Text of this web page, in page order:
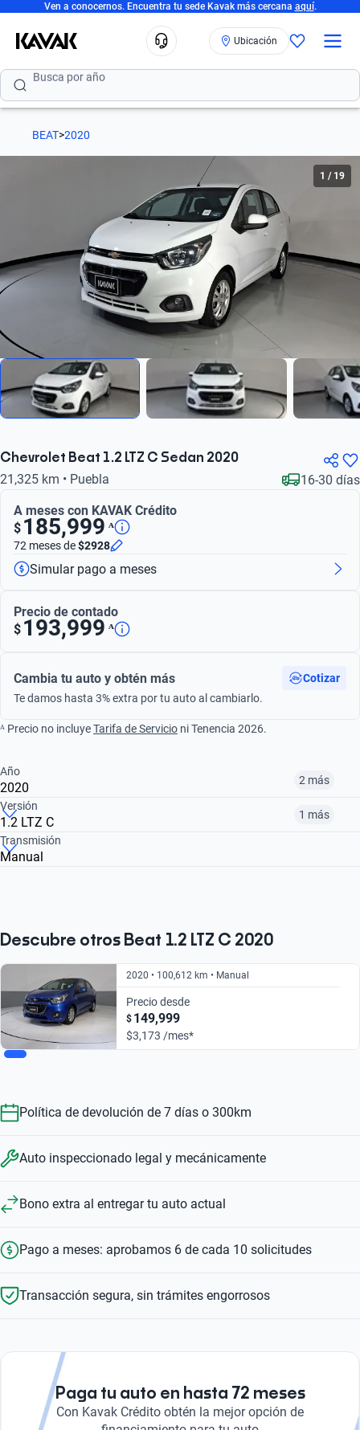
Ven a conocernos. Encuentra tu sede Kavak más cercana aquí.
Ubicación
Busca por versión
Busca por año
Busca por marca
Busca por versión
BEAT>2020
1 / 19
Chevrolet Beat 1.2 LTZ C Sedan 2020
21,325 km • Puebla 16-30 días
A meses con KAVAK Crédito
$ 185,999 ᴬ
72 mesesde$2928
Simular pago a meses
Precio de contado
$ 193,999 ᴬ
Cambia tu auto y obtén más
Cotizar
Te damos hasta 3% extra por tu auto al cambiarlo.
ᴬ Precio no incluyeTarifa de Servicio ni Tenencia 2026.
Año
2020 2 más
¿Comparar versiones? → Pregúntale a KOPI
Versión
1.2 LTZ C 1 más
¿Comparar versiones? → Pregúntale a KOPI
$154,999 $185,999
Transmisión
Manual
Descubre otros Beat 1.2 LTZ C 2020
2020 • 100,612 km • Manual
Precio desde
$ 149,999
$3,173 /mes*
Política de devolución de 7 días o 300km
Auto inspeccionado legal y mecánicamente
Bono extra al entregar tu auto actual
Pago a meses: aprobamos 6 de cada 10 solicitudes
Transacción segura, sin trámites engorrosos
Paga tu auto en hasta 72 meses
Con Kavak Crédito obtén la mejor opción de